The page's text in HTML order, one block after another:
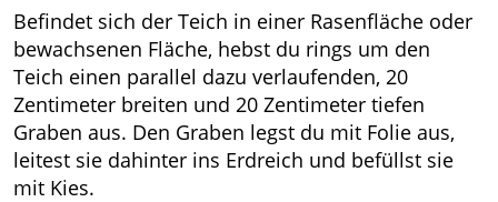
Befindet sich der Teich in einer Rasenfläche oder
bewachsenen Fläche, hebst du rings um den
Teich einen parallel dazu verlaufenden, 20
Zentimeter breiten und 20 Zentimeter tiefen
Graben aus. Den Graben legst du mit Folie aus,
leitest sie dahinter ins Erdreich und befüllst sie
mit Kies.